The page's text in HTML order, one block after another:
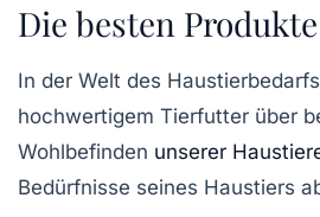
Die besten
In der Welt des Haustierbedarfs
hochwertigem Tierfutter über
Wohlbefinden unserer
Bedürfnisse seines Haustiers